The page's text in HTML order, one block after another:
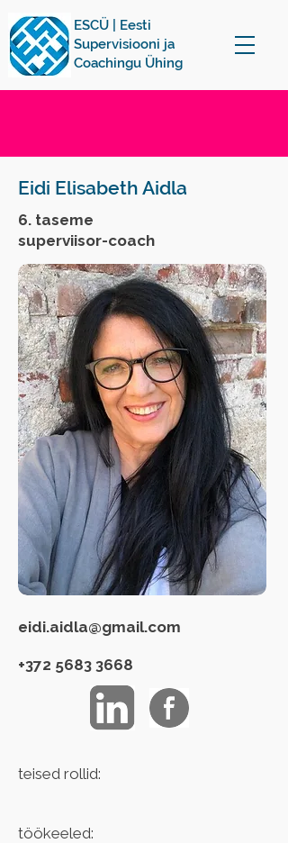
ESCÜ | Eesti
Supervisiooni ja
Coachingu Ühing
Eidi Elisabeth Aidla
6. taseme
superviisor-coach
eidi.aidla@gmail.com
+372 5683 3668
teised rollid:
töökeeled: